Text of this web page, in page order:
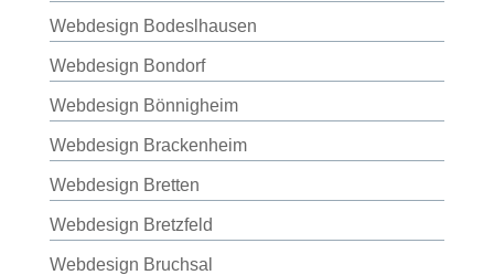
Webdesign Bodeslhausen
Webdesign Bondorf
Webdesign Bönnigheim
Webdesign Brackenheim
Webdesign Bretten
Webdesign Bretzfeld
Webdesign Bruchsal